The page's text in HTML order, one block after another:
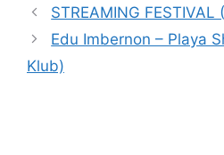
STREAMING FESTIVAL
Edu Imbernon – Playa
Klub)